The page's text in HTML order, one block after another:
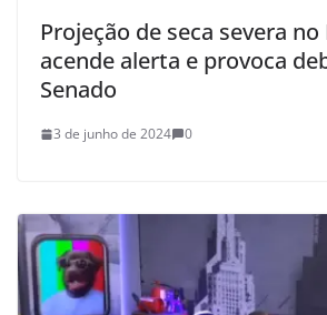
Projeção de seca severa
acende alerta e provoca
Senado
3 de junho de 2024 0